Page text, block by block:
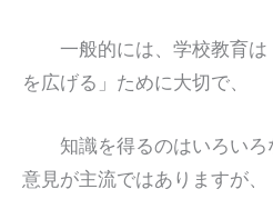
一般的には、学校教育は
を広げる」ために大切で、
知識を得るのはいろいろ
意見が主流ではありますが、